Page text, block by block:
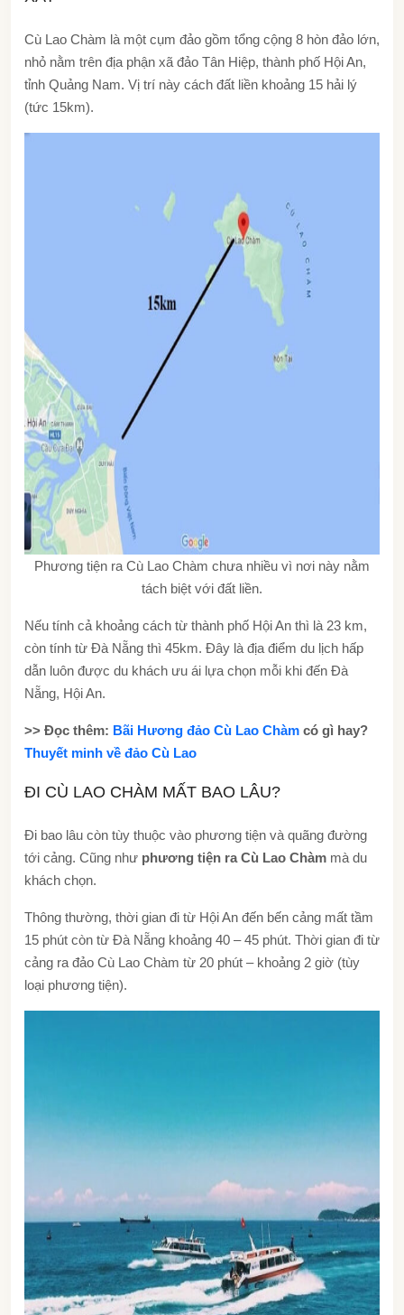
Cù Lao Chàm là một cụm đảo gồm tổng cộng 8 hòn đảo lớn,
nhỏ nằm trên địa phận xã đảo Tân Hiệp, thành phố Hội An,
tỉnh Quảng Nam. Vị trí này cách đất liền khoảng 15 hải lý
(tức 15km).
Phương tiện ra Cù Lao Chàm chưa nhiều vì nơi này nằm
tách biệt với đất liền.
Nếu tính cả khoảng cách từ thành phố Hội An thì là 23 km,
còn tính từ Đà Nẵng thì 45km. Đây là địa điểm du lịch hấp
dẫn luôn được du khách ưu ái lựa chọn mỗi khi đến Đà
Nẵng, Hội An.
>> Đọc thêm: Bãi Hương đảo Cù Lao Chàm có gì hay?
Thuyết minh về đảo Cù Lao
ĐI CÙ LAO CHÀM MẤT BAO LÂU?
Đi bao lâu còn tùy thuộc vào phương tiện và quãng đường
tới cảng. Cũng như phương tiện ra Cù Lao Chàm mà du
khách chọn.
Thông thường, thời gian đi từ Hội An đến bến cảng mất tầm
15 phút còn từ Đà Nẵng khoảng 40 – 45 phút. Thời gian đi từ
cảng ra đảo Cù Lao Chàm từ 20 phút – khoảng 2 giờ (tùy
loại phương tiện).